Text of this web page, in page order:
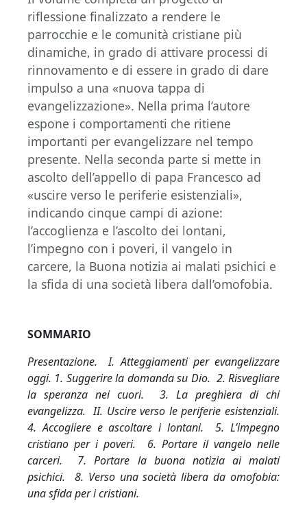
riflessione finalizzato a rendere le
parrocchie e le comunità cristiane più
dinamiche, in grado di attivare processi di
rinnovamento e di essere in grado di dare
impulso a una «nuova tappa di
evangelizzazione». Nella prima l’autore
espone i comportamenti che ritiene
importanti per evangelizzare nel tempo
presente. Nella seconda parte si mette in
ascolto dell’appello di papa Francesco ad
«uscire verso le periferie esistenziali»,
indicando cinque campi di azione:
l’accoglienza e l’ascolto dei lontani,
l’impegno con i poveri, il vangelo in
carcere, la Buona notizia ai malati psichici e
la sfida di una società libera dall’omofobia.
SOMMARIO
Presentazione. I. Atteggiamenti per evangelizzare
oggi. 1. Suggerire la domanda su Dio. 2. Risvegliare
la speranza nei cuori. 3. La preghiera di chi
evangelizza. II. Uscire verso le periferie esistenziali.
4. Accogliere e ascoltare i lontani. 5. L’impegno
cristiano per i poveri. 6. Portare il vangelo nelle
carceri. 7. Portare la buona notizia ai malati
psichici. 8. Verso una società libera da omofobia:
una sfida per i cristiani.